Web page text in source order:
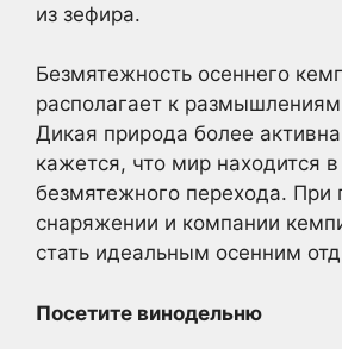
из зефира.
Безмятежность осеннего
располагает к
Дикая природа более
кажется, что мир находится в
безмятежного перехода. При
снаряжении и компании
стать идеальным осенним
Посетите винодельню